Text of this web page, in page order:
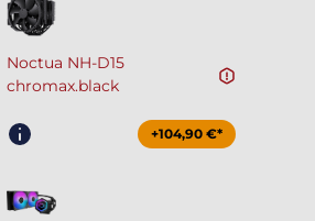
Noctua NH-D15
chromax.black
+104,90 €*